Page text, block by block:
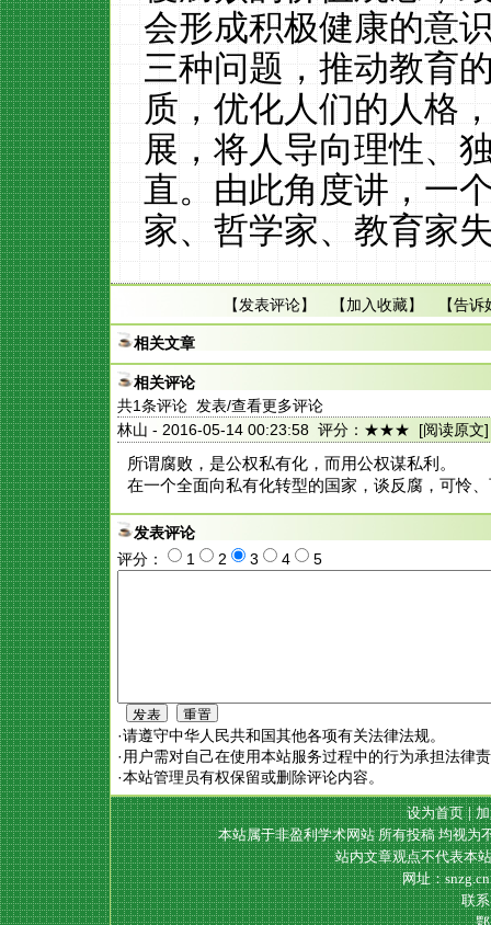
会形成积极健康的意
三种问题，推动教育
质，优化人们的人格
展，将人导向理性、
直。由此角度讲，一
家、哲学家、教育家
【发表评论】 【加入收藏】 【告诉
相关文章
相关评论
共1条评论 发表/查看更多评论
林山 - 2016-05-14 00:23:58 评分：★★★ [阅读原文]
所谓腐败，是公权私有化，而用公权谋私利。
在一个全面向私有化转型的国家，谈反腐，可怜
发表评论
评分：
1 2 3 4 5
·请遵守中华人民共和国其他各项有关法律法规。
·用户需对自己在使用本站服务过程中的行为承担法律
·本站管理员有权保留或删除评论内容。
设为首页|
本站属于非盈利学术网站 所有投稿 均视为
站内文章观点不代表本
网址：
联